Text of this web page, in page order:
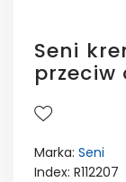
Seni
przeciw
Marka: Seni
Index: R112207